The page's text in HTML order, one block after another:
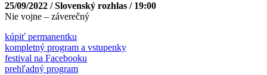
25/09/2022 / Slovenský rozhlas / 19:00
Nie vojne – záverečný
kúpiť permanentku
kompletný program a vstupenky
festival na Facebooku
prehľadný program